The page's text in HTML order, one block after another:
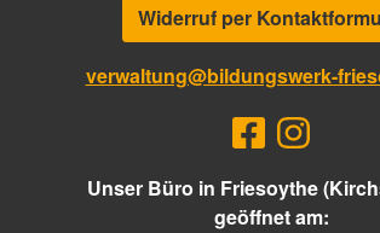
Widerruf per
verwaltung@bildungswerk-
Unser Büro in Friesoythe
geöffnet am: